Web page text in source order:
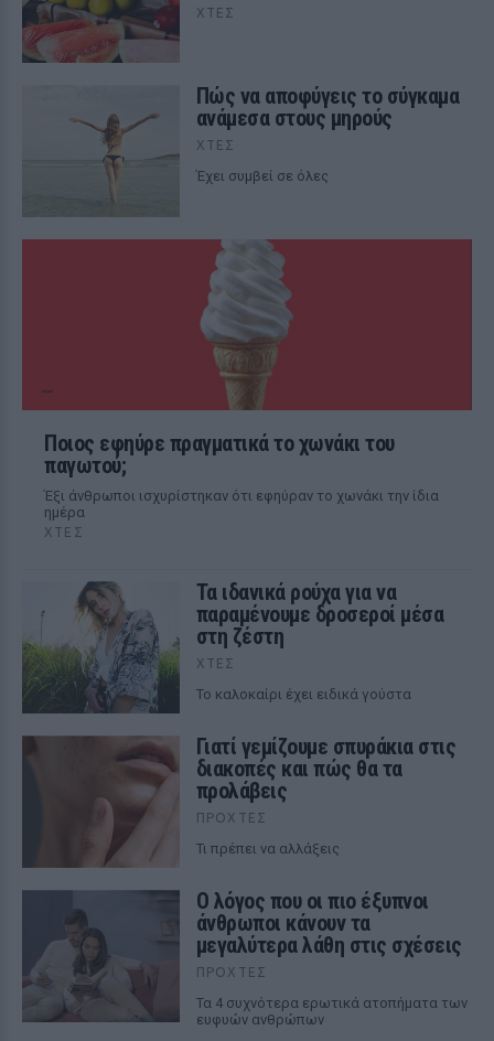
ΧΤΕΣ
Πώς να αποφύγεις το σύγκαμα
ανάμεσα στους μηρούς
ΧΤΕΣ
Έχει συμβεί σε όλες
Ποιος εφηύρε πραγματικά το χωνάκι του
παγωτού;
Έξι άνθρωποι ισχυρίστηκαν ότι εφηύραν το χωνάκι την ίδια
ημέρα
ΧΤΕΣ
Τα ιδανικά ρούχα για να
παραμένουμε δροσεροί μέσα
στη ζέστη
ΧΤΕΣ
To καλοκαίρι έχει ειδικά γούστα
Γιατί γεμίζουμε σπυράκια στις
διακοπές και πώς θα τα
προλάβεις
ΠΡΟΧΤΈΣ
Τι πρέπει να αλλάξεις
Ο λόγος που οι πιο έξυπνοι
άνθρωποι κάνουν τα
μεγαλύτερα λάθη στις σχέσεις
ΠΡΟΧΤΈΣ
Τα 4 συχνότερα ερωτικά ατοπήματα των
ευφυών ανθρώπων